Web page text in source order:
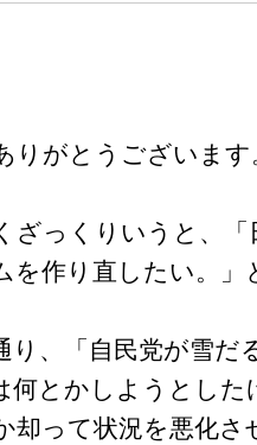
りがとうございます
ざっくりいうと、
を作り直したい。」
り、「自民党が雪だ
何とかしようとし
却って状況を悪化